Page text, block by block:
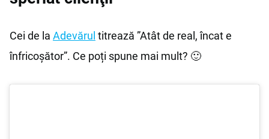
Cei de la Adevărul titrează ”Atât de real, încat e
înfricoşător”. Ce poți spune mai mult? 🙂